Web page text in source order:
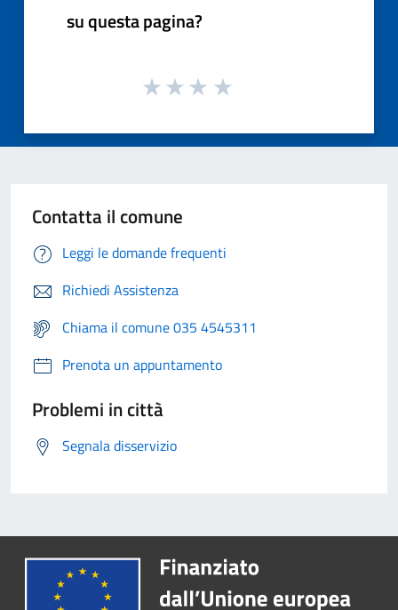
su questa pagina?
Contatta il comune
Leggi le domande frequenti
Richiedi Assistenza
Chiama il comune 035 4545311
Prenota un appuntamento
Problemi in città
Segnala disservizio